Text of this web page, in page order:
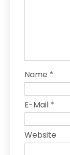
Name *
E-Mail *
Website